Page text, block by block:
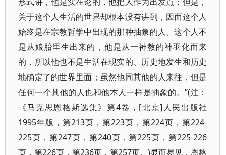
关于这个人生活的世界却根本没有讲到，因而这个人
始终是在宗教哲学中出现的那种抽象的人。这个人不
是从娘胎里生出来的，他是从一神教的神羽化而来
的，所以他也不是生活在现实的、历史地发生和历史
地确定了的世界里面；虽然他同其他的人来往，但是
任何一个其他的人也和他本人一样是抽象的。”(注：
《马克思恩格斯选集》第4卷，[北京]人民出版社
1995年版，第213页，第223页，第224页，第224-
225页，第247页，第240页，第225页，第225-226
页，第226页，第236页，第257页。)显而易见，恩格